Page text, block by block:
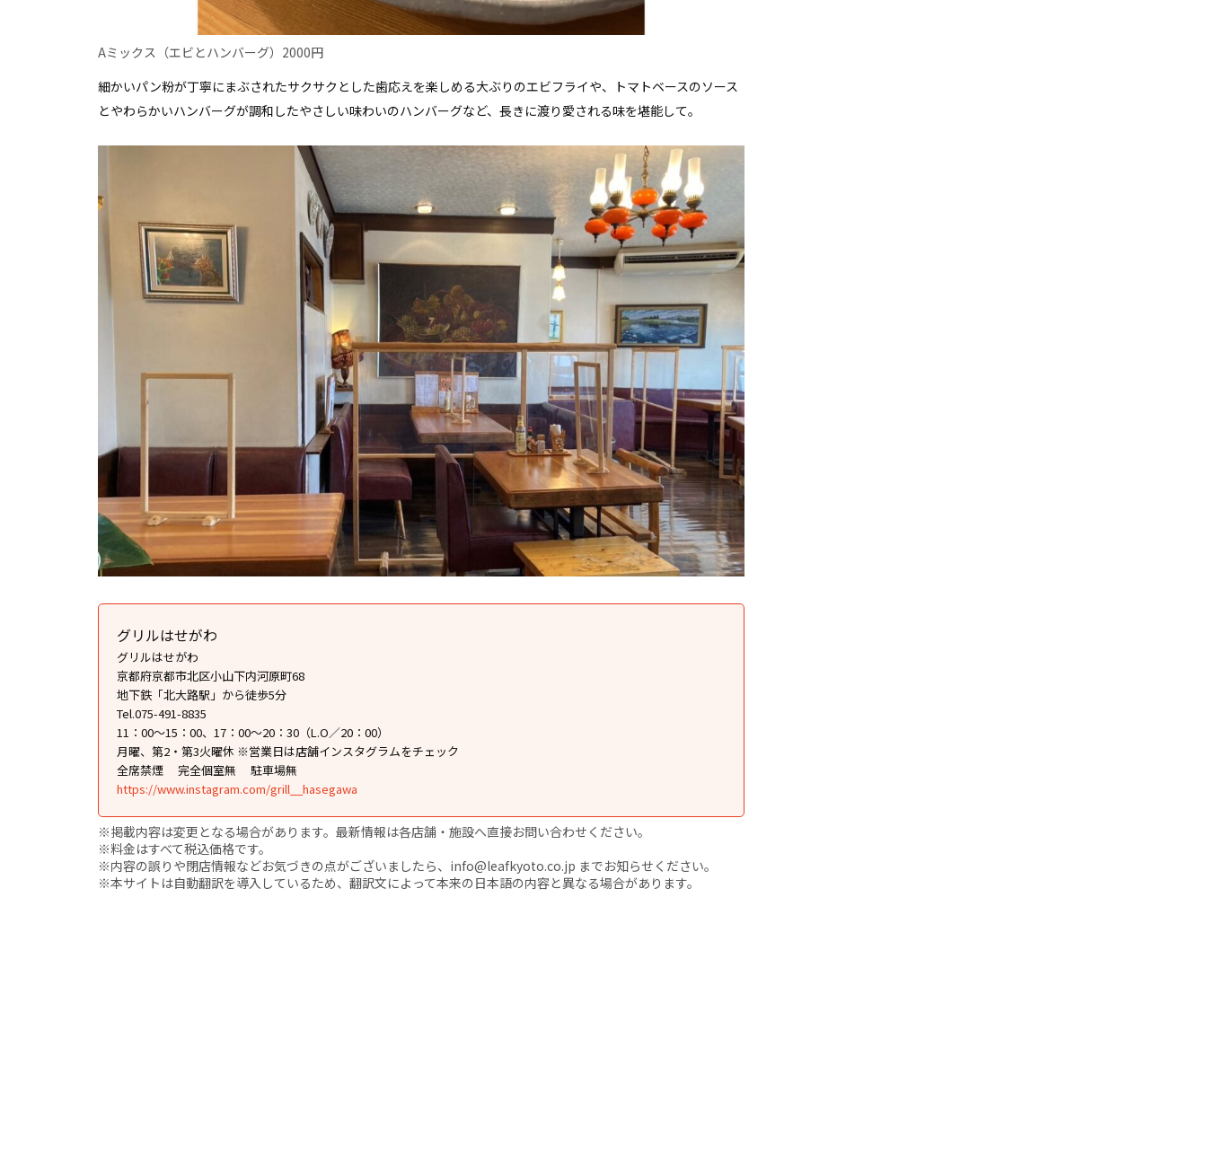
Aミックス（エビとハンバーグ）2000円
細かいパン粉が丁寧にまぶされたサクサクとした歯応えを楽しめる大ぶりのエビフライや、トマトベースのソース
とやわらかいハンバーグが調和したやさしい味わいのハンバーグなど、長きに渡り愛される味を堪能して。
グリルはせがわ
グリルはせがわ
京都府京都市北区小山下内河原町68
地下鉄「北大路駅」から徒歩5分
Tel.075-491-8835
11：00～15：00、17：00～20：30（L.O／20：00）
月曜、第2・第3火曜休 ※営業日は店舗インスタグラムをチェック
全席禁煙
完全個室無
駐車場無
https://www.instagram.com/grill__hasegawa
※掲載内容は変更となる場合があります。最新情報は各店舗・施設へ直接お問い合わせください。
※料金はすべて税込価格です。
※内容の誤りや閉店情報などお気づきの点がございましたら、info@leafkyoto.co.jp までお知らせください。
※本サイトは自動翻訳を導入しているため、翻訳文によって本来の日本語の内容と異なる場合があります。